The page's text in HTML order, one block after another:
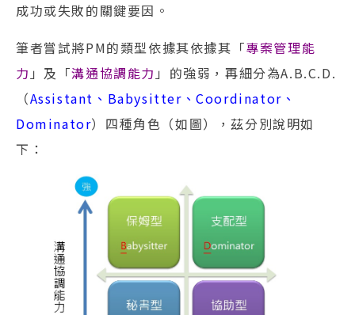
成功或失敗的關鍵要因。
筆者嘗試將PM的類型依據其依據其「專案管理能
力 」及「溝通協調能力 」的強弱，再細分為A.B.C.D.
（Assistant、Babysitter、Coordinator、
Dominator）四種角色（如圖），茲分別說明如
下：